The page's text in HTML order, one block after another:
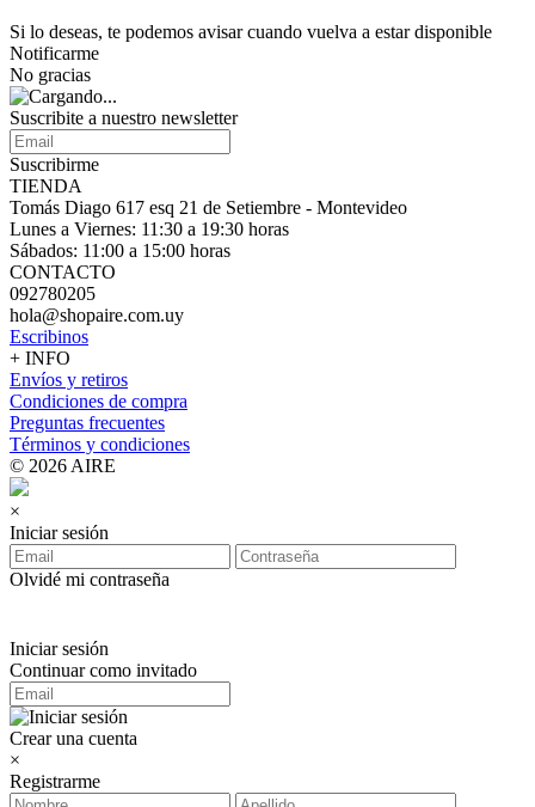
Si lo deseas, te podemos avisar cuando vuelva a estar disponible
Notificarme
No gracias
Suscribite a nuestro newsletter
Suscribirme
TIENDA
Tomás Diago 617 esq 21 de Setiembre - Montevideo
Lunes a Viernes: 11:30 a 19:30 horas
Sábados: 11:00 a 15:00 horas
CONTACTO
092780205
hola@shopaire.com.uy
Escribinos
+ INFO
Envíos y retiros
Condiciones de compra
Preguntas frecuentes
Términos y condiciones
© 2026 AIRE
×
Iniciar sesión
Olvidé mi contraseña
Iniciar sesión
Continuar como invitado
Crear una cuenta
×
Registrarme